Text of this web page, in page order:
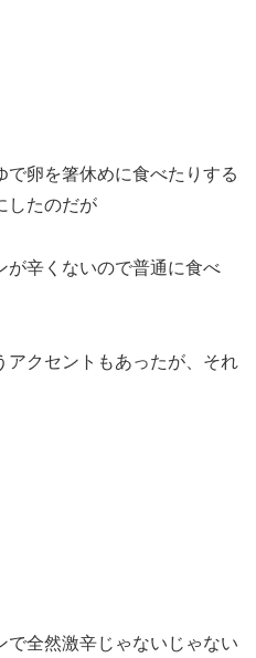
卵を箸休めに食べたりする
したのだが
が辛くないので普通に食べ
アクセントもあったが、それ
で全然激辛じゃないじゃない